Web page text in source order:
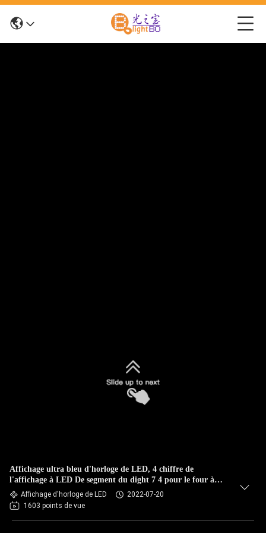
Affichage ultra bleu d'horloge de LED, 4 chiffre de
l'affichage à LED De segment du dight 7 4 pour le four à
micro-ondes
Affichage d'horloge de LED
2022-07-20
1603 points de vue